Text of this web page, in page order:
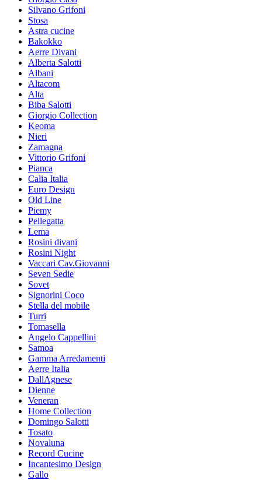
Silvano Grifoni
Stosa
Astra cucine
Bakokko
Aerre Divani
Alberta Salotti
Albani
Altacom
Alta
Biba Salotti
Giorgio Collection
Keoma
Nieri
Zamagna
Vittorio Grifoni
Pianca
Calia Italia
Euro Design
Old Line
Piemy
Pellegatta
Lema
Rosini divani
Rosini Night
Vaccari Cav.Giovanni
Seven Sedie
Sovet
Signorini Coco
Stella del mobile
Turri
Tomasella
Angelo Cappellini
Samoa
Gamma Arredamenti
Aerre Italia
DallAgnese
Dienne
Veneran
Home Collection
Domingo Salotti
Tosato
Novaluna
Record Cucine
Incantesimo Design
Gallo